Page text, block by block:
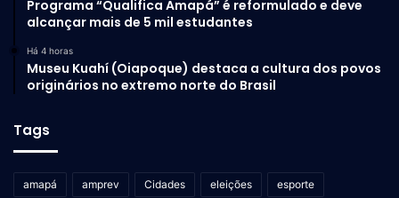
Programa “Qualifica Amapá” é reformulado e deve
alcançar mais de 5 mil estudantes
Há 4 horas
Museu Kuahí (Oiapoque) destaca a cultura dos povos
originários no extremo norte do Brasil
Tags
amapá amprev Cidades eleições esporte